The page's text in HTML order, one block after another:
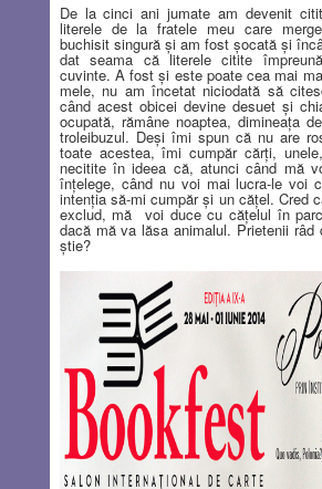
De la cinci ani jumate am devenit
literele de la fratele meu care
buchisit singură şi am fost şocată şi
dat seama că literele citite
cuvinte. A fost şi este poate cea mai
mele, nu am încetat niciodată să
când acest obicei devine desuet şi
ocupată, rămâne noaptea, dimineaţa
troleibuzul. Deşi îmi spun că nu are
toate acestea, îmi cumpăr cărţi,
necitite în ideea că, atunci când mă
înţelege, când nu voi mai lucra-le voi
intenţia să-mi cumpăr şi un căţel. Cred
exclud, mă voi duce cu căţelul în
dacă mă va lăsa animalul. Prietenii râd
ştie?